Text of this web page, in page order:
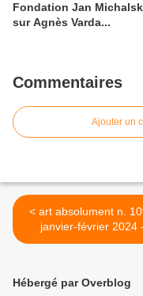
Fondation Jan
sur Agnès Varda...
Commentaires
Ajouter un
< art absolument n. 109 -
janvier-février 2024 -
Chronique &
Hébergé par Overblog